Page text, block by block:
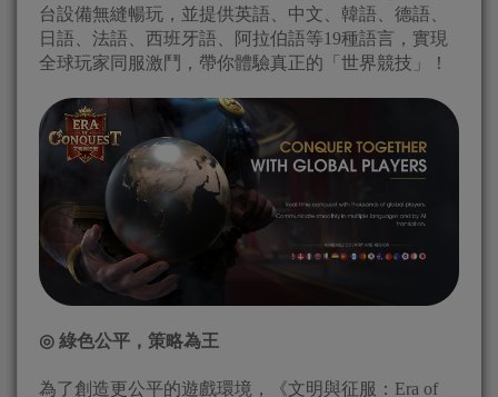
台設備無縫暢玩，並提供英語、中文、韓語、德語、
日語、法語、西班牙語、阿拉伯語等19種語言，實現
全球玩家同服激鬥，帶你體驗真正的「世界競技」！
◎ 綠色公平，策略為王
為了創造更公平的遊戲環境，《文明與征服：Era of